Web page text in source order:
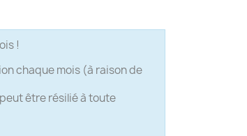
!
chaque mois (à raison de
être résilié à toute